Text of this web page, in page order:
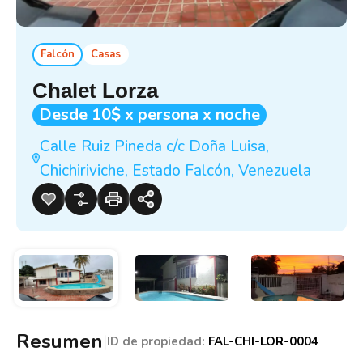
Falcón Casas
Chalet Lorza
Desde 10$ x persona x noche
Calle Ruiz Pineda c/c Doña Luisa,
Chichiriviche, Estado Falcón, Venezuela
Resumen ID de propiedad: FAL-CHI-LOR-0004